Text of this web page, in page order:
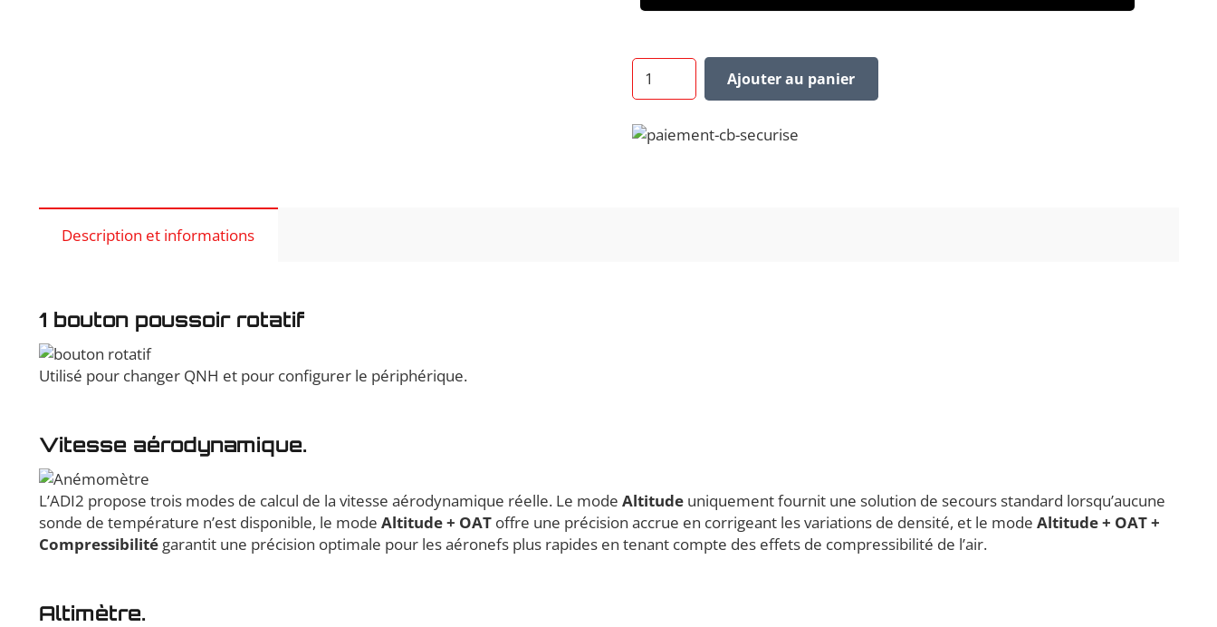
quantité
de
:
Ajouter au panier
Description et informations
1 bouton poussoir rotatif
Utilisé pour changer QNH et pour configurer le périphérique.
Vitesse aérodynamique.
L’ADI2 propose trois modes de calcul de la vitesse aérodynamique réelle. Le mode Altitudeuniquement fournit une solution de secours standard lorsqu’aucune
sonde de température n’est disponible, le mode Altitude + OAToffre une précision accrue en corrigeant les variations de densité, et le mode Altitude + OAT +
Compressibilitégarantit une précision optimale pour les aéronefs plus rapides en tenant compte des effets de compressibilité de l’air.
Altimètre.